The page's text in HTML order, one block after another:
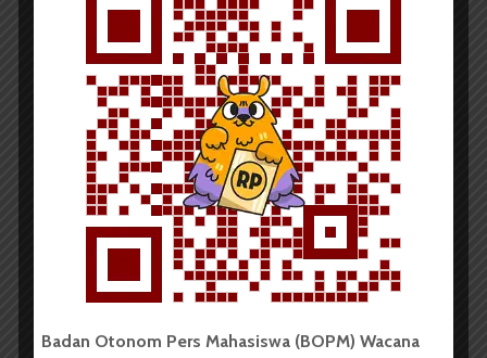
Infografis
Badan Otonom Pers Mahasiswa (BOPM) Wacana